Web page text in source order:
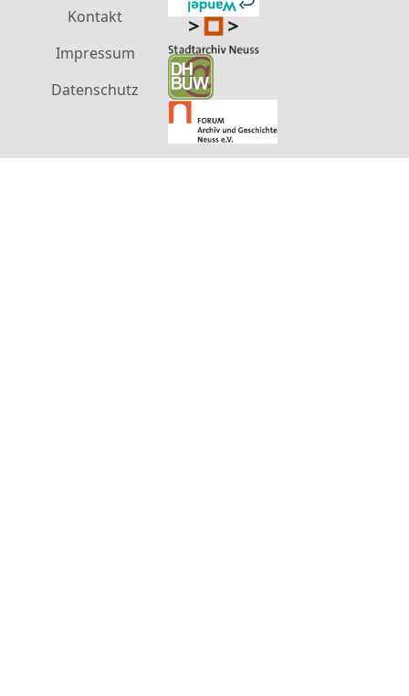
Kontakt
Impressum
Datenschutz